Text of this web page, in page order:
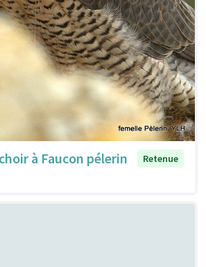
à Faucon pélerin
Retenue